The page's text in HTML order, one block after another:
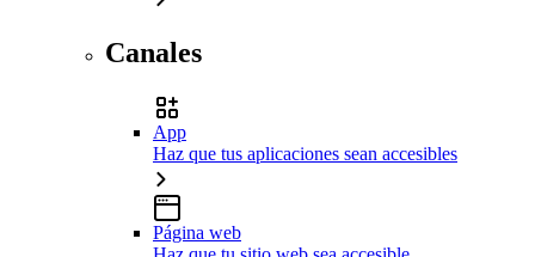
Canales
App
Haz que tus aplicaciones sean accesibles
Página web